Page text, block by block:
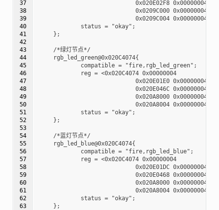
37
38
39
40
41
42
43
44
45
46
47
48
49
50
51
52
53
54
55
56
57
58
59
60
61
62
63
                            0x020E02F8 0x00000004
                            0x0209C000 0x00000004
                            0x0209C004 0x00000004>;
            status = "okay";
    };
    /*绿灯节点*/
    rgb_led_green@0x020C4074{
            compatible = "fire,rgb_led_green";
            reg = <0x020C4074 0x00000004
                            0x020E01E0 0x00000004
                            0x020E046C 0x00000004
                            0x020A8000 0x00000004
                            0x020A8004 0x00000004>;
            status = "okay";
    };
    /*蓝灯节点*/
    rgb_led_blue@0x020C4074{
            compatible = "fire,rgb_led_blue";
            reg = <0x020C4074 0x00000004
                            0x020E01DC 0x00000004
                            0x020E0468 0x00000004
                            0x020A8000 0x00000004
                            0x020A8004 0x00000004>;
            status = "okay";